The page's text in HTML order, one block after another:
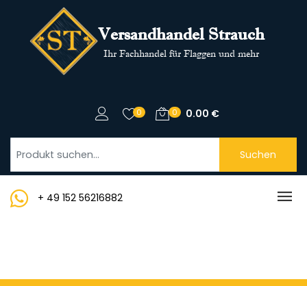
Versandhandel Strauch
Ihr Fachhandel für Flaggen und mehr
0 0 0.00 €
Suchen
+ 49 152 56216882